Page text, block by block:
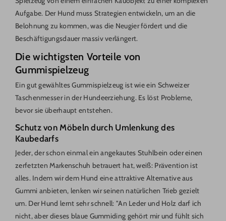
Aufgabe. Der Hund muss Strategien entwickeln, um an die
Belohnung zu kommen, was die Neugier fördert und die
Beschäftigungsdauer massiv verlängert.
Die wichtigsten Vorteile von
Gummispielzeug
Ein gut gewähltes Gummispielzeug ist wie ein Schweizer
Taschenmesser in der Hundeerziehung. Es löst Probleme,
bevor sie überhaupt entstehen.
Schutz von Möbeln durch Umlenkung des
Kaubedarfs
Jeder, der schon einmal ein angekautes Stuhlbein oder einen
zerfetzten Markenschuh betrauert hat, weiß: Prävention ist
alles. Indem wir dem Hund eine attraktive Alternative aus
Gummi anbieten, lenken wir seinen natürlichen Trieb gezielt
um. Der Hund lernt sehr schnell: "An Leder und Holz darf ich
nicht, aber dieses blaue Gummiding gehört mir und fühlt sich